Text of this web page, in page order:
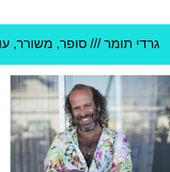
גרדי תומר/// סופר, משורר,